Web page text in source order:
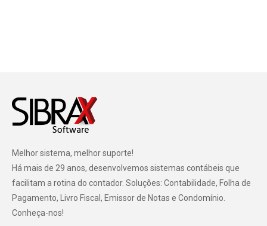
Melhor sistema, melhor suporte!
Há mais de 29 anos, desenvolvemos sistemas contábeis que
facilitam a rotina do contador. Soluções: Contabilidade, Folha de
Pagamento, Livro Fiscal, Emissor de Notas e Condomínio.
Conheça-nos!